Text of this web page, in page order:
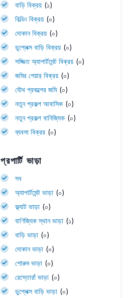
বাড়ি বিক্রয় (১)
বিল্ডিং বিক্রয় (০)
দোকান বিক্রয় (০)
ডুপ্লেক্স বাড়ি বিক্রয় (০)
সজ্জিত অ্যাপার্টমেন্ট বিক্রয় (০)
জমির শেয়ার বিক্রয় (০)
যৌথ প্রকল্পের জমি (০)
নতুন প্রকল্প আবাসিক (০)
নতুন প্রকল্প বানিজ্যিক (০)
ব্যবসা বিক্রয় (০)
প্রপার্টি ভাড়া
সব
অ্যাপার্টমেন্ট ভাড়া (০)
ফ্ল্যাট ভাড়া (০)
বাণিজ্যিক স্থান ভাড়া (১)
বাড়ি ভাড়া (০)
দোকান ভাড়া (০)
শোরুম ভাড়া (০)
রেস্তোরাঁ ভাড়া (০)
ডুপ্লেক্স বাড়ি ভাড়া (০)